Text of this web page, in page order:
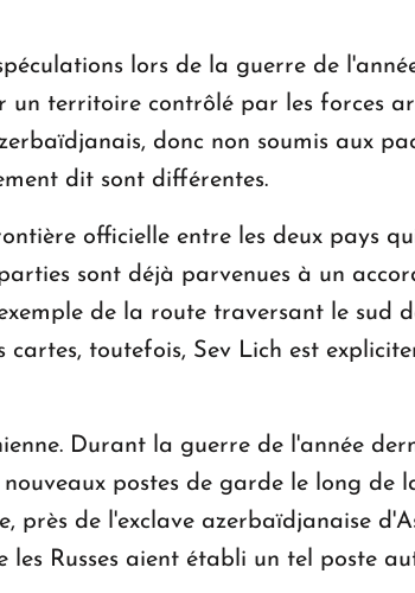
lors de la guerre de
territoire contrôlé par les forces
donc non soumis aux
dit sont différentes.
officielle entre les deux pays
sont déjà parvenues à un
de la route traversant le sud
toutefois, Sev Lich est
Durant la guerre de l'année
postes de garde le long de
près de l'exclave azerbaïdjanaise
Russes aient établi un tel poste